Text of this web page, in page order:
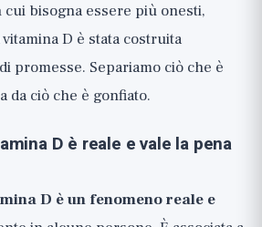
cui bisogna essere più onesti,
D è stata costruita
promesse. Separiamo ciò che è
da ciò che è gonfiato.
D è reale e vale la pena
D è un fenomeno reale e